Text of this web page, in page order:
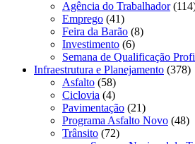
Agência do Trabalhador
Emprego (41)
Feira da Barão (8)
Investimento (6)
Semana de Qualificação
Infraestrutura e Planejamento (378)
Asfalto (58)
Ciclovia (4)
Pavimentação (21)
Programa Asfalto Novo (48)
Trânsito (72)